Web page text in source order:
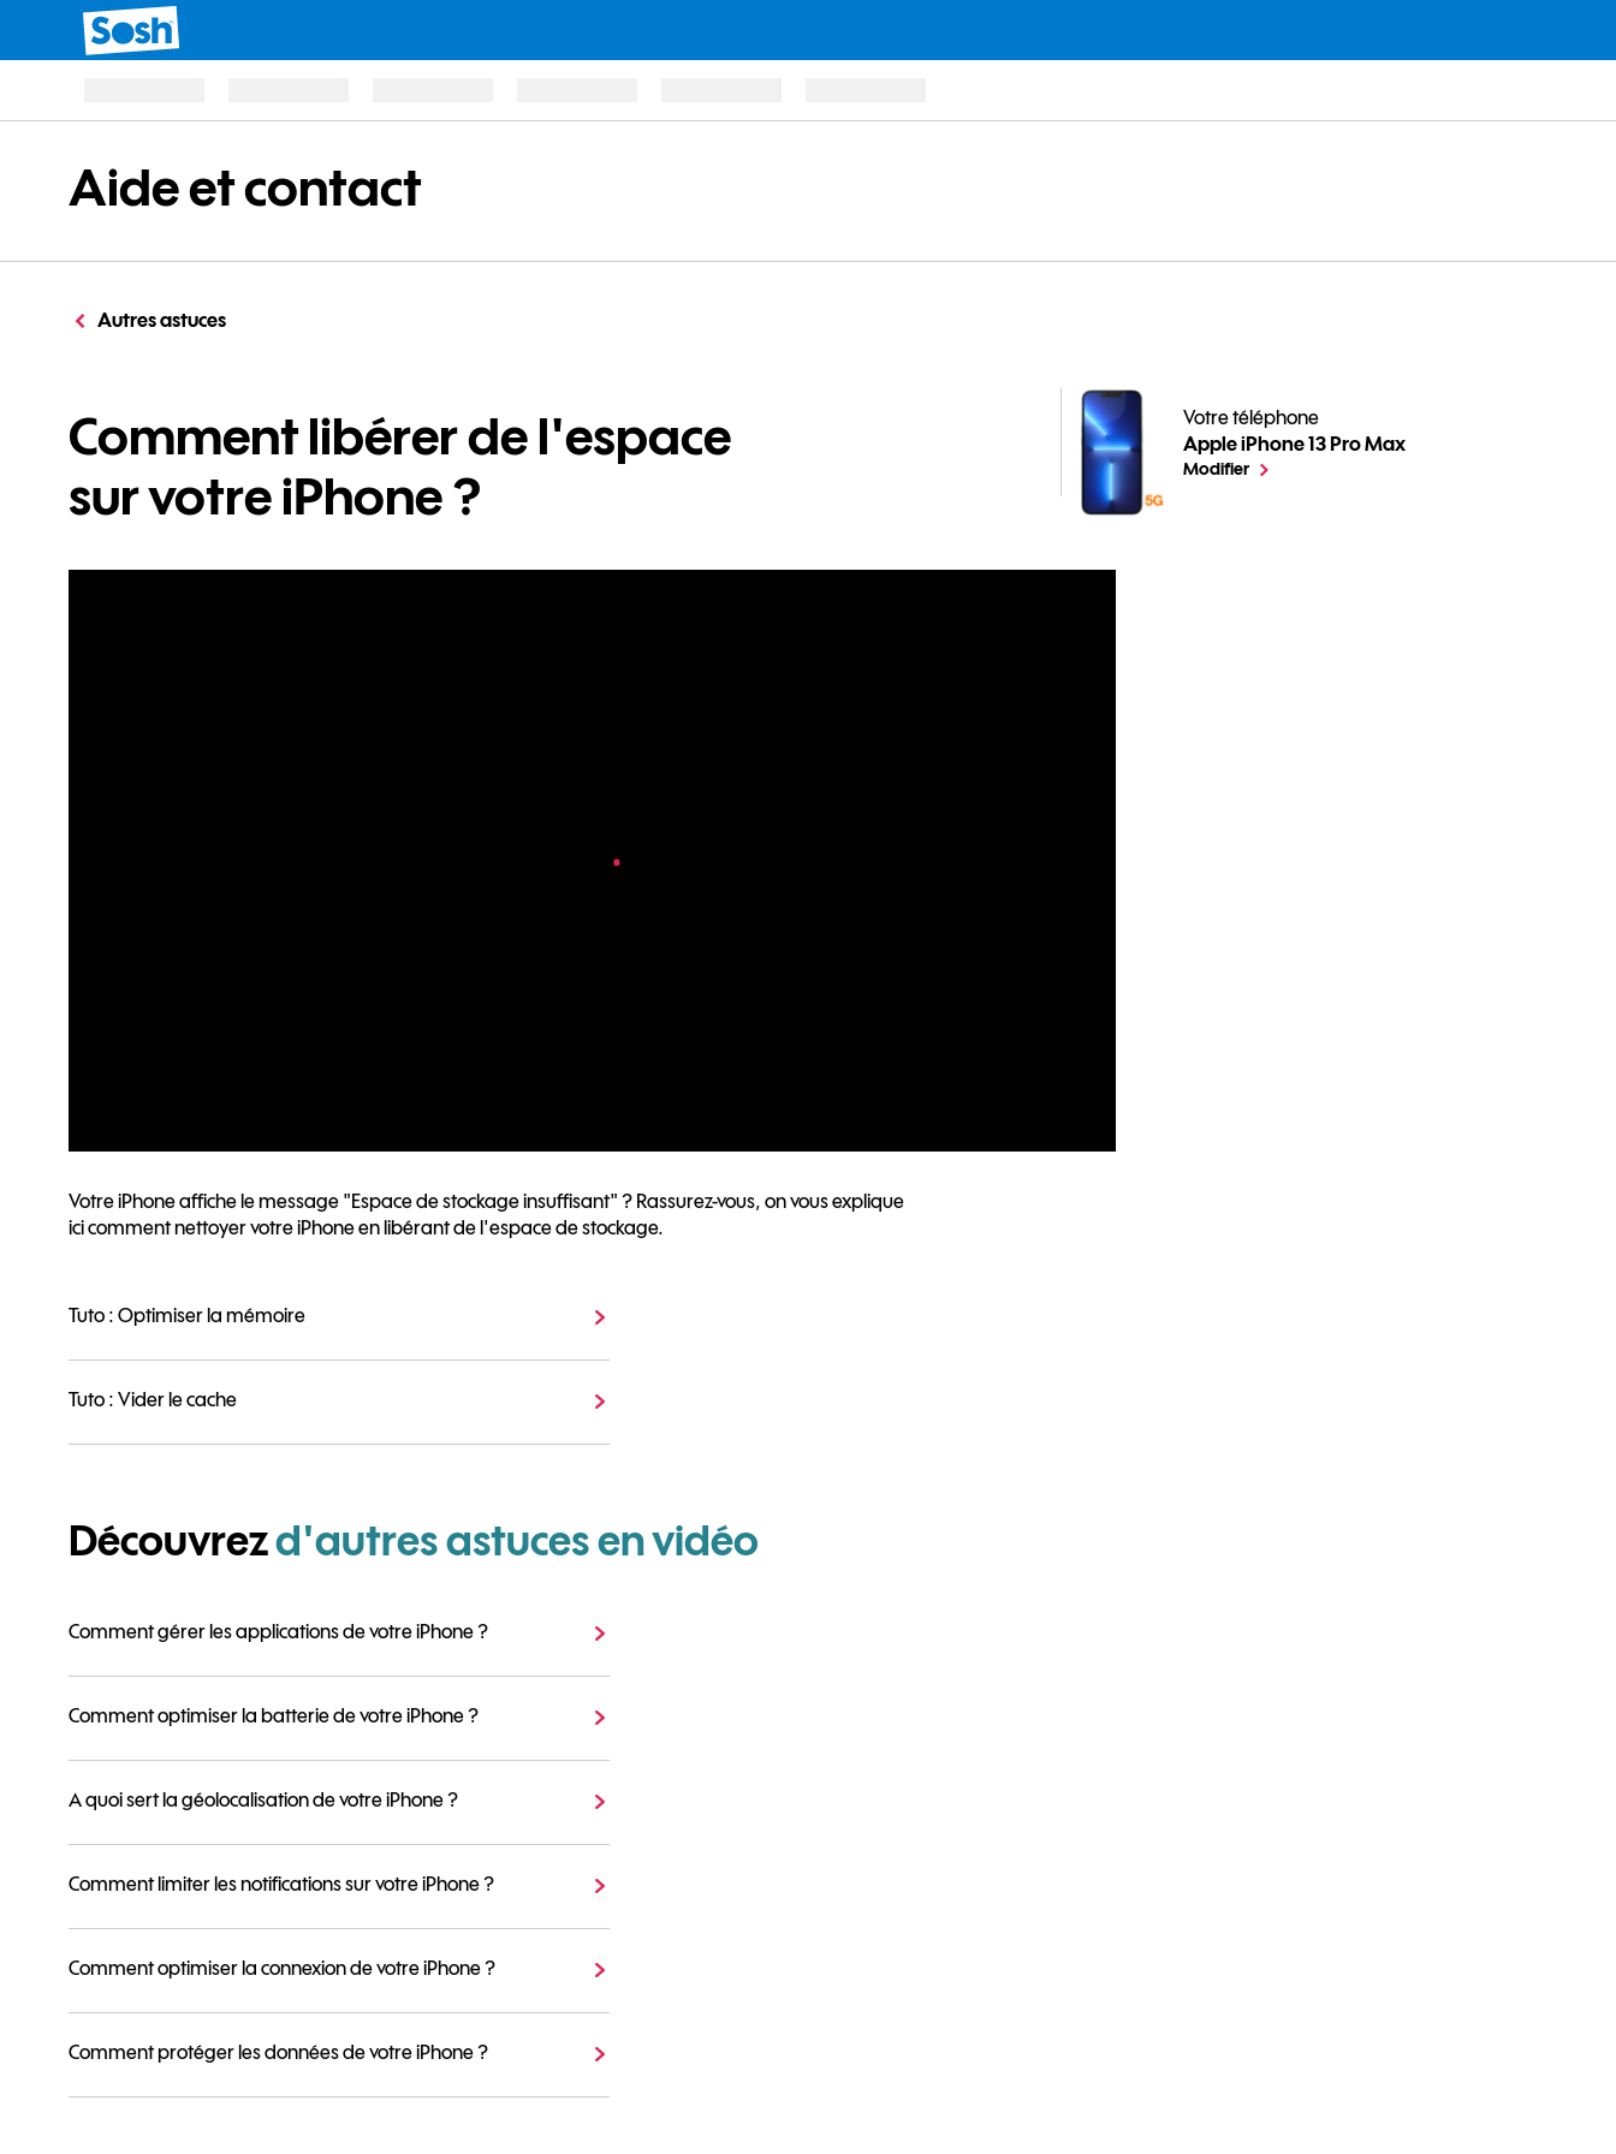
Aide et contact
Autres astuces
Comment libérer de l'espace
sur votre iPhone ?
Votre téléphone
Apple iPhone 13 Pro Max
Comment libérer de l'espace sur votre iPhone ? pour
Modifierle téléphone sélectionné
Votre iPhone affiche le message "Espace de stockage insuffisant" ? Rassurez-vous, on vous explique
ici comment nettoyer votre iPhone en libérant de l'espace de stockage.
Tuto : Optimiser la mémoire
Tuto : Vider le cache
Découvrezd'autres astuces en vidéo
Comment gérer les applications de votre iPhone ?
Comment optimiser la batterie de votre iPhone ?
A quoi sert la géolocalisation de votre iPhone ?
Comment limiter les notifications sur votre iPhone ?
Comment optimiser la connexion de votre iPhone ?
Comment protéger les données de votre iPhone ?